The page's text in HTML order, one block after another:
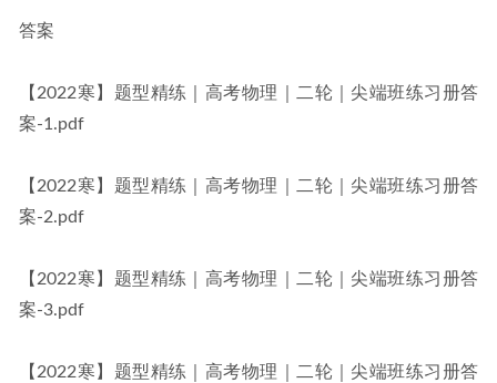
答案
【2022寒】题型精练｜高考物理｜二轮｜尖端班练习册答
案-1.pdf
【2022寒】题型精练｜高考物理｜二轮｜尖端班练习册答
案-2.pdf
【2022寒】题型精练｜高考物理｜二轮｜尖端班练习册答
案-3.pdf
【2022寒】题型精练｜高考物理｜二轮｜尖端班练习册答